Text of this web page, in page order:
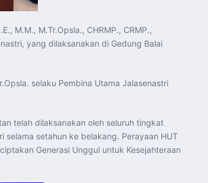
M.M., M.Tr.Opsla., CHRMP., CRMP.,
yang dilaksanakan di Gedung Balai
selaku Pembina Utama Jalasenastri
telah dilaksanakan oleh seluruh tingkat
setahun ke belakang. Perayaan HUT
Generasi Unggul untuk Kesejahteraan